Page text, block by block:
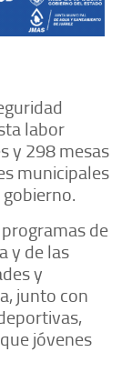
labor
y 298 mesas
municipales
de
y de las
y
junto con
jóvenes